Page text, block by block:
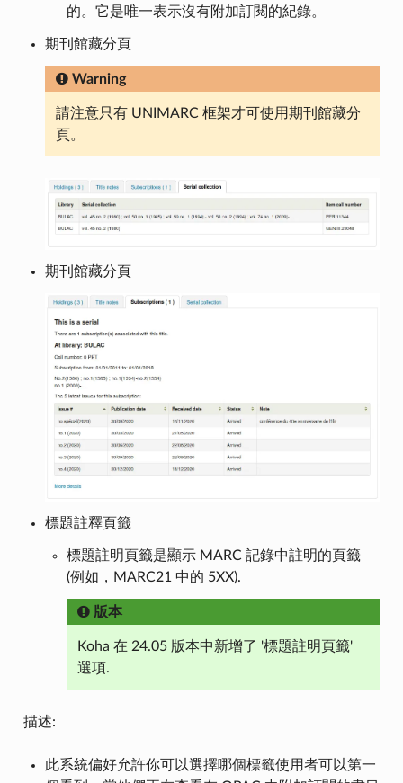
的。它是唯一表示沒有附加訂閱的紀錄。
期刊館藏分頁
Warning
請注意只有 UNIMARC 框架才可使用期刊館藏分
頁。
期刊館藏分頁
標題註釋頁籤
標題註明頁籤是顯示 MARC 記錄中註明的頁籤
(例如，MARC21 中的 5XX).
版本
Koha 在 24.05 版本中新增了 '標題註明頁籤'
選項.
描述:
此系統偏好允許你可以選擇哪個標籤使用者可以第一